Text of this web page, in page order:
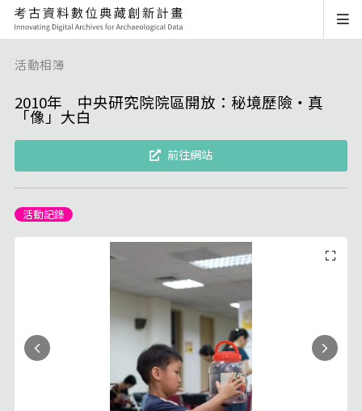
活動相簿
2010年 中央研究院院區開放：秘境歷險‧真
「像」大白
前往網站
活動記錄